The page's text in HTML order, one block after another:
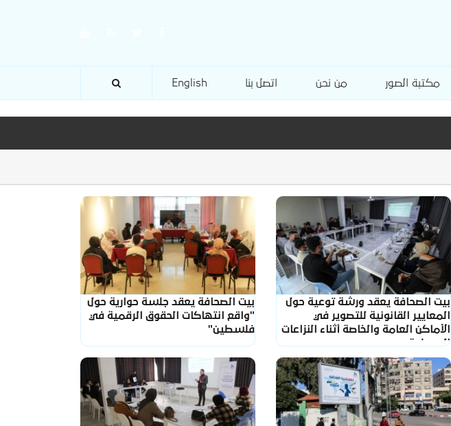
مكتبة الصور من نحن اتصل بنا English
بيت الصحافة يعقد ورشة توعية حول
المعايير القانونية للتصوير في
الأماكن العامة والخاصة أثناء النزاعات
المسلحة
بيت الصحافة يعقد جلسة حوارية حول
"واقع انتهاكات الحقوق الرقمية في
فلسطين"